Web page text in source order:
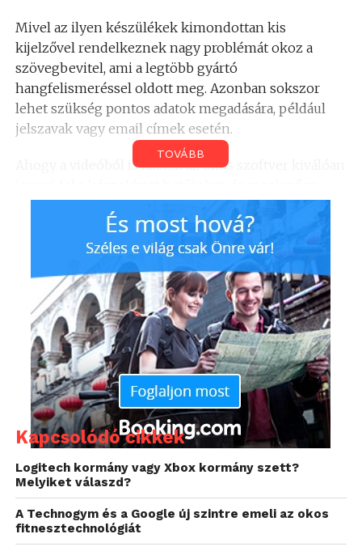
Mivel az ilyen készülékek kimondottan kis
kijelzővel rendelkeznek nagy problémát okoz a
szövegbevitel, ami a legtöbb gyártó
hangfelismeréssel oldott meg. Azonban sokszor
lehet szükség pontos adatok megadására, például
jelszavak vagy email címek esetén.
Ahogy a videóból is látszik az okos szoftver kiválóan
gyorsan lehet vele gépelni. A program prototípusa
, azonban a Moto 360 esetén trükkös
lehet az installáció micro USB kábel híján.
TOVÁBB
Kapcsolódó cikkek
Logitech kormány vagy Xbox kormány szett?
Melyiket válaszd?
A Technogym és a Google új szintre emeli az okos
fitnesztechnológiát